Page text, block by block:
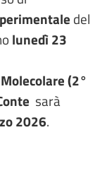
del
lunedì 23
(2°
sarà
2026.